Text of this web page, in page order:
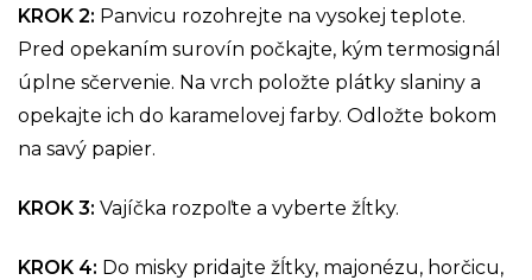
KROK 2: Panvicu rozohrejte na vysokej teplote.
Pred opekaním surovín počkajte, kým termosignál
úplne sčervenie. Na vrch položte plátky slaniny a
opekajte ich do karamelovej farby. Odložte bokom
na savý papier.
KROK 3: Vajíčka rozpoľte a vyberte žĺtky.
KROK 4: Do misky pridajte žĺtky, majonézu, horčicu,